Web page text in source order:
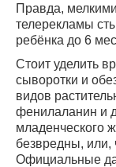
Правда,
телерекламы
ребёнка до 6
Стоит уделить
сыворотки и
видов
фенилаланин и
младенческого
безвредны, или,
Официальные